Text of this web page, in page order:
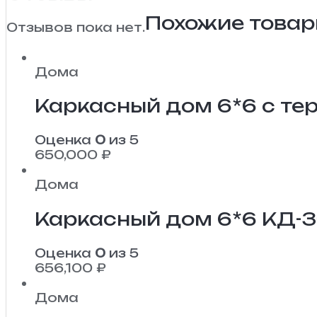
Отзывов пока нет.Похожие
Дома
Каркасный дом 6*6 с
Оценка 0 из 5
650,000 ₽
Дома
Каркасный дом 6*6 КД-
Оценка 0 из 5
656,100 ₽
Дома